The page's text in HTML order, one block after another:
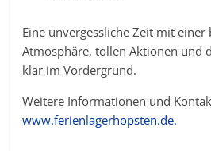
Eine unvergessliche Zeit mit einer
Atmosphäre, tollen Aktionen und
klar im Vordergrund.
Weitere Informationen und
www.ferienlagerhopsten.de.